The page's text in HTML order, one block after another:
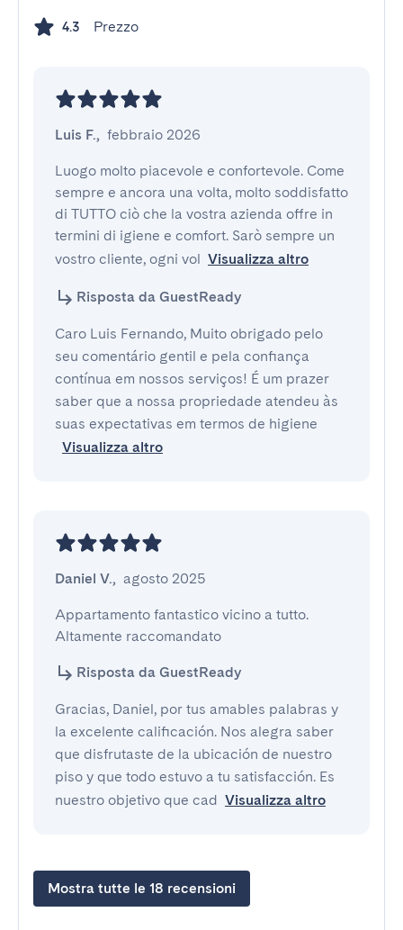
4.3 Prezzo
Luis F., febbraio 2026
Luogo molto piacevole e confortevole. Come
sempre e ancora una volta, molto soddisfatto
di TUTTO ciò che la vostra azienda offre in
termini di igiene e comfort. Sarò sempre un
vostro cliente, ogni vol Visualizza altro
Risposta da GuestReady
Caro Luis Fernando, Muito obrigado pelo
seu comentário gentil e pela confiança
contínua em nossos serviços! É um prazer
saber que a nossa propriedade atendeu às
suas expectativas em termos de higiene
Visualizza altro
Daniel V., agosto 2025
Appartamento fantastico vicino a tutto.
Altamente raccomandato
Risposta da GuestReady
Gracias, Daniel, por tus amables palabras y
la excelente calificación. Nos alegra saber
que disfrutaste de la ubicación de nuestro
piso y que todo estuvo a tu satisfacción. Es
nuestro objetivo que cad Visualizza altro
Mostra tutte le 18 recensioni